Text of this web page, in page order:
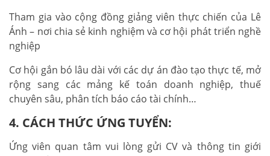
Tham gia vào cộng đồng giảng viên thực chiến của Lê
Ánh – nơi chia sẻ kinh nghiệm và cơ hội phát triển nghề
nghiệp
Cơ hội gắn bó lâu dài với các dự án đào tạo thực tế, mở
rộng sang các mảng kế toán doanh nghiệp, thuế
chuyên sâu, phân tích báo cáo tài chính…
4. CÁCH THỨC ỨNG TUYỂN:
Ứng viên quan tâm vui lòng gửi CV và thông tin giới